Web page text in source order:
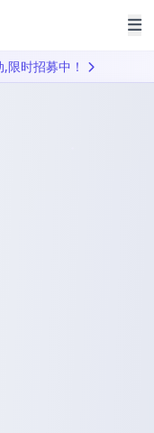
限时招募中！